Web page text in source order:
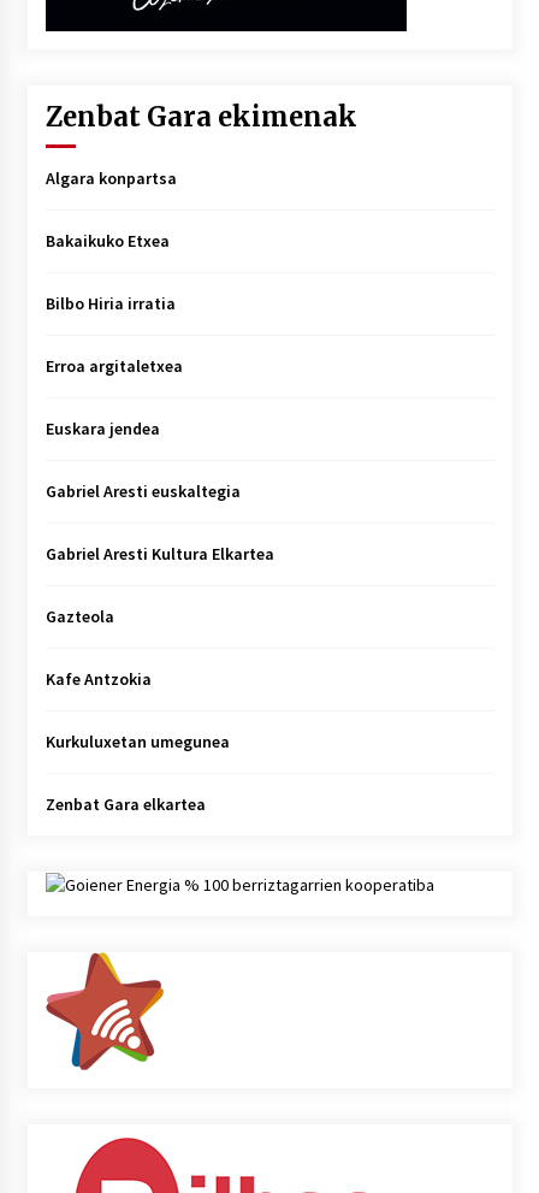
Zenbat Gara ekimenak
Algara konpartsa
Bakaikuko Etxea
Bilbo Hiria irratia
Erroa argitaletxea
Euskara jendea
Gabriel Aresti euskaltegia
Gabriel Aresti Kultura Elkartea
Gazteola
Kafe Antzokia
Kurkuluxetan umegunea
Zenbat Gara elkartea